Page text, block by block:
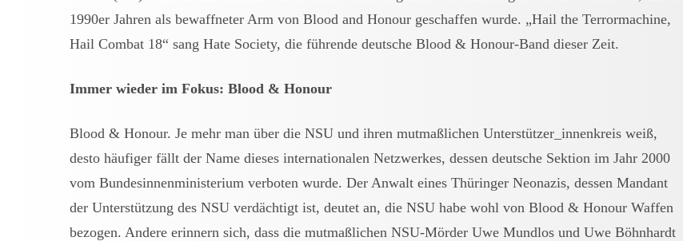
1990er Jahren als bewaffneter Arm von Blood and Honour geschaffen wurde. „Hail the Terrormachine,
Hail Combat 18“ sang Hate Society, die führende deutsche Blood & Honour-Band dieser Zeit.
Immer wieder im Fokus: Blood & Honour
Blood & Honour. Je mehr man über die NSU und ihren mutmaßlichen Unterstützer_innenkreis weiß,
desto häufiger fällt der Name dieses internationalen Netzwerkes, dessen deutsche Sektion im Jahr 2000
vom Bundesinnenministerium verboten wurde. Der Anwalt eines Thüringer Neonazis, dessen Mandant
der Unterstützung des NSU verdächtigt ist, deutet an, die NSU habe wohl von Blood & Honour Waffen
bezogen. Andere erinnern sich, dass die mutmaßlichen NSU-Mörder Uwe Mundlos und Uwe Böhnhardt